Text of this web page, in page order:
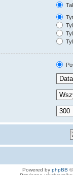
Powered by phpBB